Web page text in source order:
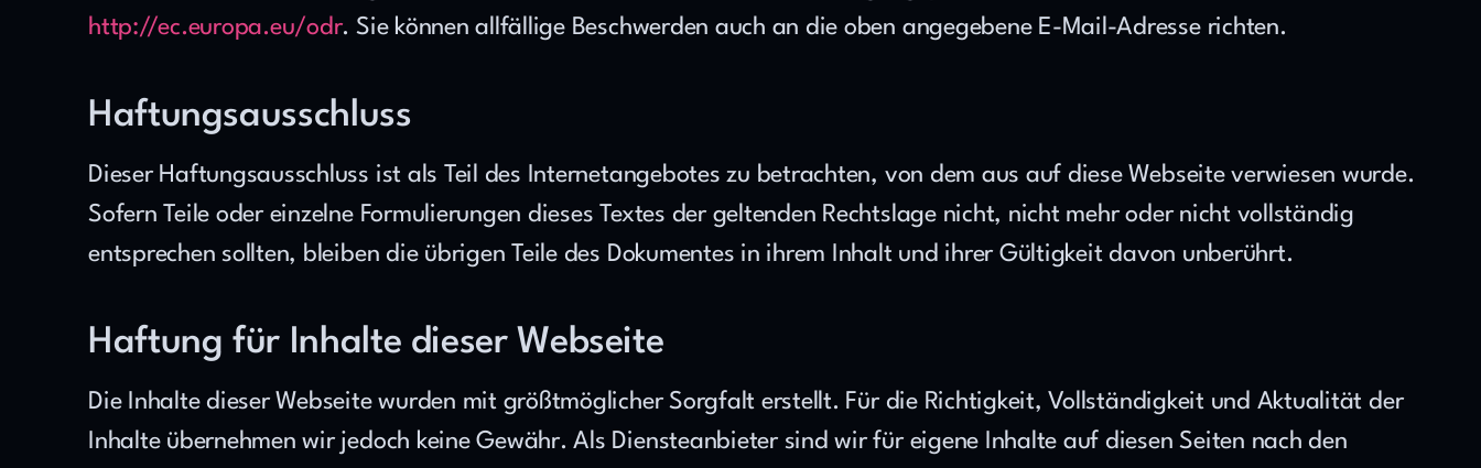
http://ec.europa.eu/odr. Sie können allfällige Beschwerden auch an die oben angegebene E-Mail-Adresse richten.
Haftungsausschluss
Dieser Haftungsausschluss ist als Teil des Internetangebotes zu betrachten, von dem aus auf diese Webseite verwiesen wurde.
Sofern Teile oder einzelne Formulierungen dieses Textes der geltenden Rechtslage nicht, nicht mehr oder nicht vollständig
entsprechen sollten, bleiben die übrigen Teile des Dokumentes in ihrem Inhalt und ihrer Gültigkeit davon unberührt.
Haftung für Inhalte dieser Webseite
Die Inhalte dieser Webseite wurden mit größtmöglicher Sorgfalt erstellt. Für die Richtigkeit, Vollständigkeit und Aktualität der
Inhalte übernehmen wir jedoch keine Gewähr. Als Diensteanbieter sind wir für eigene Inhalte auf diesen Seiten nach den